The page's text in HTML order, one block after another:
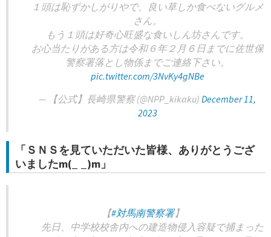
１頭は恥ずかしがりやで、良い草しか食べないグルメ
さん。
もう１頭は好奇心旺盛な食いしん坊さんです。
お心当たりがある方は令和６年２月６日までに佐世保
警察署落とし物係までご連絡下さい。
pic.twitter.com/3NvKy4gNBe
— 【公式】長崎県警察 (@NPP_kikaku) December 11,
2023
「ＳＮＳを見ていただいた皆様、ありがとうござ
いましたm(_ _)m」
【#対馬南警察署】
先日、中学校校舎内への建造物侵入容疑で捕まった